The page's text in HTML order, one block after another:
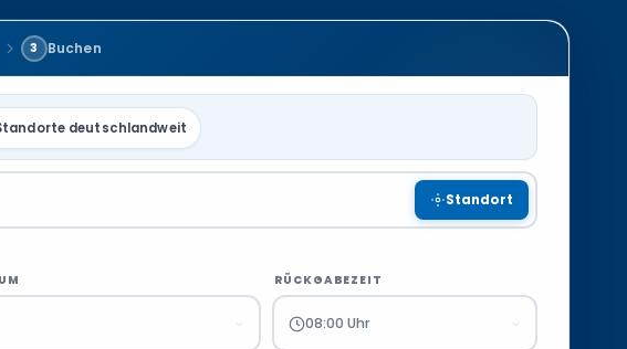
3 Buchen
deutschlandweit
Standort
RÜCKGABEZEIT
08:00 Uhr